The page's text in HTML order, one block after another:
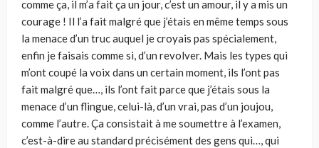
comme ça, il m’a fait ça un jour, c’est un amour, il y a mis un
courage ! Il l’a fait malgré que j’étais en même temps sous
la menace d’un truc auquel je croyais pas spécialement,
enfin je faisais comme si, d’un revolver. Mais les types qui
m’ont coupé la voix dans un certain moment, ils l’ont pas
fait malgré que…, ils l’ont fait parce que j’étais sous la
menace d’un flingue, celui-là, d’un vrai, pas d’un joujou,
comme l’autre. Ça consistait à me soumettre à l’examen,
c’est-à-dire au standard précisément des gens qui…, qui